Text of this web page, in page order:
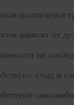
достигается
зависит от
не
стыд и